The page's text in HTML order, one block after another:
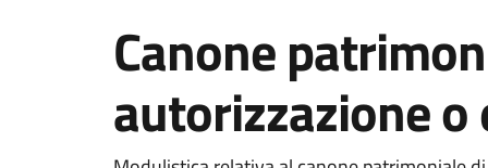
Canone
autorizzazione o